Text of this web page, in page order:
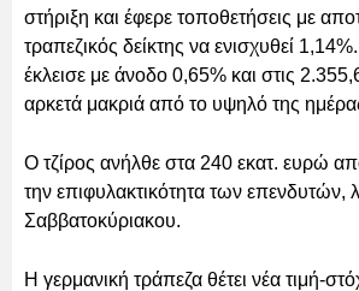
στήριξη και έφερε τοποθετήσεις με
τραπεζικός δείκτης να ενισχυθεί
έκλεισε με άνοδο 0,65% και στις
αρκετά μακριά από το υψηλό της
Ο τζίρος ανήλθε στα 240 εκατ. ευρώ
την επιφυλακτικότητα των επενδυτών,
Σαββατοκύριακου.
Η γερμανική τράπεζα θέτει νέα τιμή-